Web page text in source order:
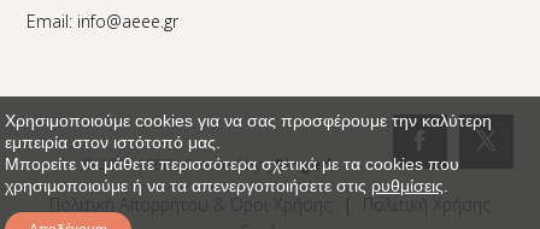
Email: info@aeee.gr
© 2024 AEEE - Created by:_Pinged
Πολιτική Απορρήτου & Όροι Χρήσης |
Πολιτική Χρήσης
Χρησιμοποιούμε cookies για να σας προσφέρουμε την καλύτερη
εμπειρία στον ιστότοπό μας.
Μπορείτε να μάθετε περισσότερα σχετικά με τα cookies που
χρησιμοποιούμε ή να τα απενεργοποιήσετε στις ρυθμίσεις